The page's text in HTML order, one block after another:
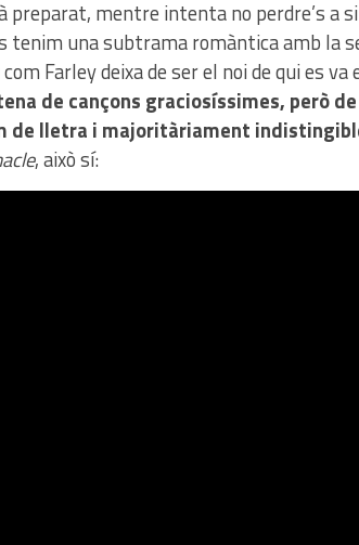
preparat, mentre intenta no perdre’s a
tenim una subtrama romàntica amb la
Farley deixa de ser el noi de qui es va
de cançons graciosíssimes, però
de lletra i majoritàriament
, això sí: